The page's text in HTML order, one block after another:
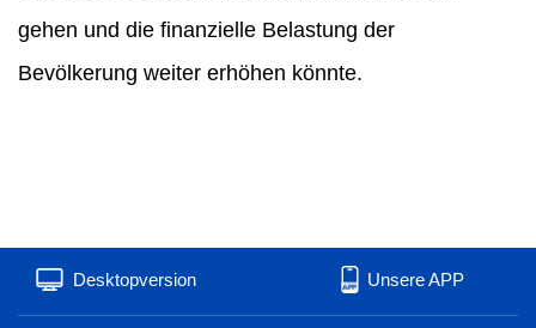
gehen und die finanzielle Belastung der
Bevölkerung weiter erhöhen könnte.
Desktopversion Unsere APP